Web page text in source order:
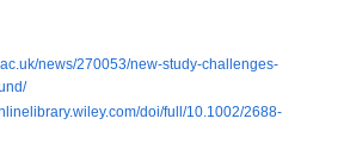
news/270053/new-study-challenges-
doi/full/10.1002/2688-